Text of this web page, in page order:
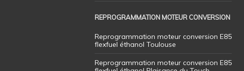
REPROGRAMMATION MOTEUR CONVERSION
Reprogrammation moteur conversion E85
flexfuel éthanol Toulouse
Reprogrammation moteur conversion E85